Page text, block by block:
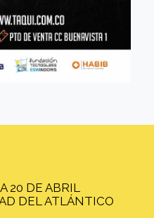
20 DE ABRIL
DEL ATLÁNTICO